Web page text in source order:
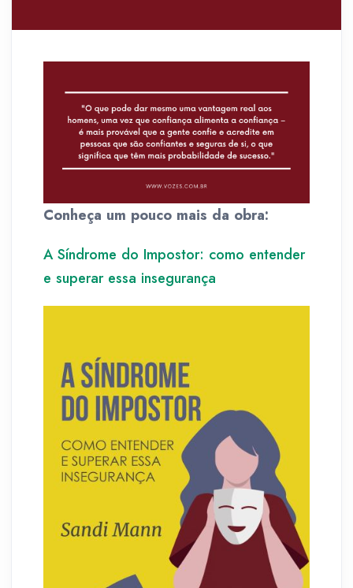
Conheça um pouco mais da obra:
A Síndrome do Impostor: como entender
e superar essa insegurança